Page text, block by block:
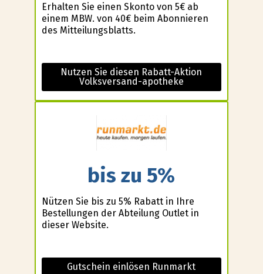
Erhalten Sie einen Skonto von 5€ ab
einem MBW. von 40€ beim Abonnieren
des Mitteilungsblatts.
Nutzen Sie diesen Rabatt-Aktion
Volksversand-apotheke
bis zu 5%
Nützen Sie bis zu 5% Rabatt in Ihre
Bestellungen der Abteilung Outlet in
dieser Website.
Gutschein einlösen Runmarkt